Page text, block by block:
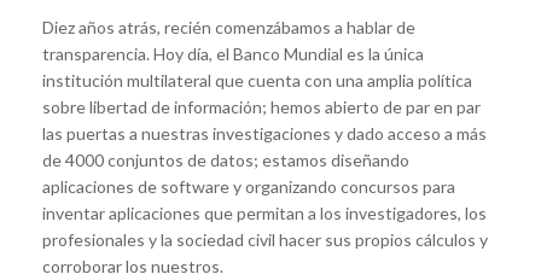
Diez años atrás, recién comenzábamos a hablar de
transparencia. Hoy día, el Banco Mundial es la única
institución multilateral que cuenta con una amplia política
sobre libertad de información; hemos abierto de par en par
las puertas a nuestras investigaciones y dado acceso a más
de 4000 conjuntos de datos; estamos diseñando
aplicaciones de software y organizando concursos para
inventar aplicaciones que permitan a los investigadores, los
profesionales y la sociedad civil hacer sus propios cálculos y
corroborar los nuestros.